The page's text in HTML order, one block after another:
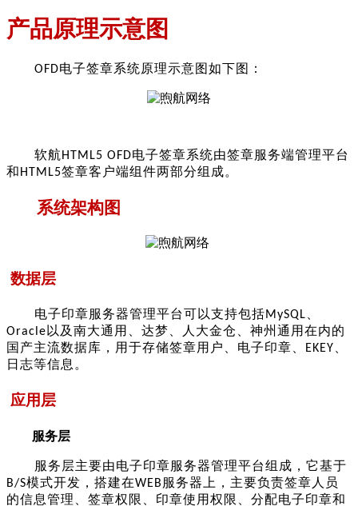
产品原理示意图
O FD电子签章系统原理示意图如下图 ：
软航 HTML5 OFD电子签章系统由签章服务端管理平台
和 H TML5签章客户端组件两部分组成。
系统架构图
数据层
电子印章服务器管理平台可以支持包括MySQL
Oracle 以及 南大通用、达梦、人大金仓 、神州通用 在内的
国产主流数据库，用于存储签章用户、电子印章、
EKEY
日志等信息。
应用层
服务层
服务层主要由电子印章服务器管理平台组成，它基于
B/S模式开发，搭建在WEB 服务器上，主要负责签章人员
的信息管理、签章权限、 印章使用权限、分配电子印章和